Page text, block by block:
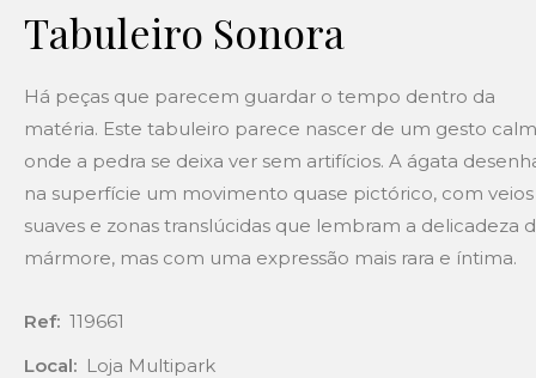
Tabuleiro Sonora
Há peças que parecem guardar o tempo dentro da
matéria. Este tabuleiro parece nascer de um gesto
onde a pedra se deixa ver sem artifícios. A ágata
na superfície um movimento quase pictórico, com veios
suaves e zonas translúcidas que lembram a delicadeza
mármore, mas com uma expressão mais rara e íntima.
Ref: 119661
Local: Loja Multipark